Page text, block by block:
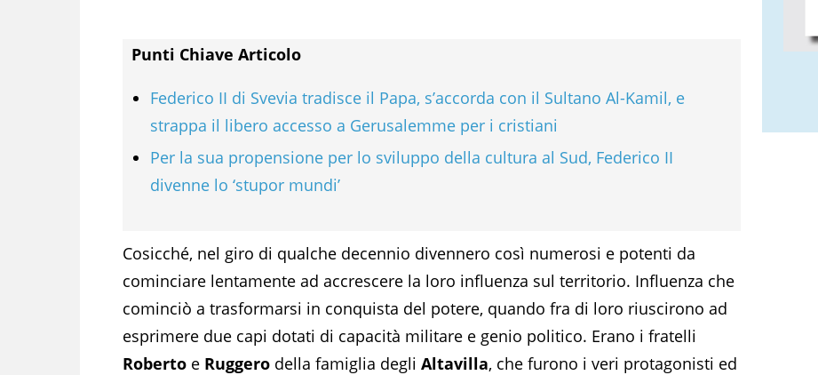
Punti Chiave Articolo
Federico II di Svevia tradisce il Papa, s’accorda con il Sultano Al-Kamil, e
strappa il libero accesso a Gerusalemme per i cristiani
Per la sua propensione per lo sviluppo della cultura al Sud, Federico II
divenne lo ‘stupor mundi’
Cosicché, nel giro di qualche decennio divennero così numerosi e potenti da
cominciare lentamente ad accrescere la loro influenza sul territorio. Influenza che
cominciò a trasformarsi in conquista del potere, quando fra di loro riuscirono ad
esprimere due capi dotati di capacità militare e genio politico. Erano i fratelli
Roberto e Ruggero della famiglia degli Altavilla, che furono i veri protagonisti ed